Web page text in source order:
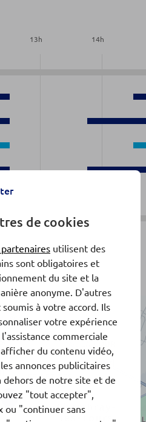
13h 14h
de cookies
partenaires utilisent des
sont obligatoires et
du site et la
anonyme. D'autres
à votre accord. Ils
votre expérience
commerciale
du contenu vidéo,
annonces publicitaires
de notre site et de
"tout accepter",
ou "continuer sans